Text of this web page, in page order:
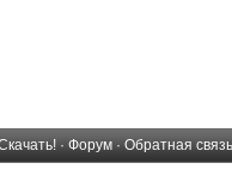
· Форум · Обратная связь